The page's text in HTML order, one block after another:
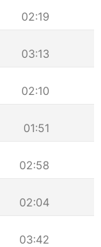
02:19
03:13
02:10
01:51
02:58
02:04
03:42